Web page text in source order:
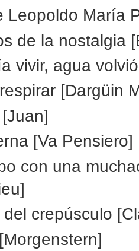
Leopoldo María
de la nostalgia
vivir, agua
[Dargüin
[Va Pensiero]
con una
crepúsculo